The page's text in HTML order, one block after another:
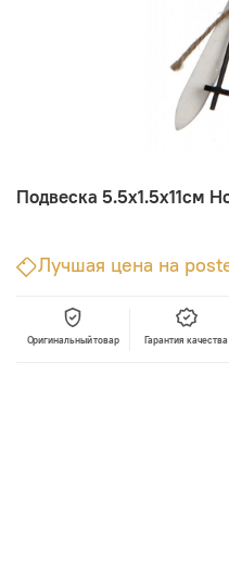
Подвеска 5.5х1.5х11см
Лучшая цена на
Оригинальный товар Гарантия качества